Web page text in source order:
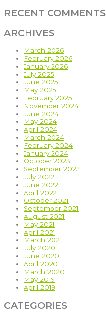
RECENT COMMENTS
ARCHIVES
March 2026
February 2026
January 2026
July 2025
June 2025
May 2025
February 2025
November 2024
June 2024
May 2024
April 2024
March 2024
February 2024
January 2024
October 2023
September 2023
July 2022
June 2022
April 2022
October 2021
September 2021
August 2021
May 2021
April 2021
March 2021
July 2020
June 2020
April 2020
March 2020
May 2019
April 2019
CATEGORIES